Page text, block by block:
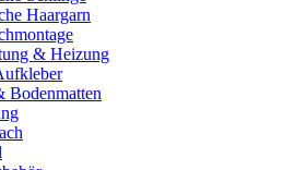
Haargarn
& Heizung
Bodenmatten